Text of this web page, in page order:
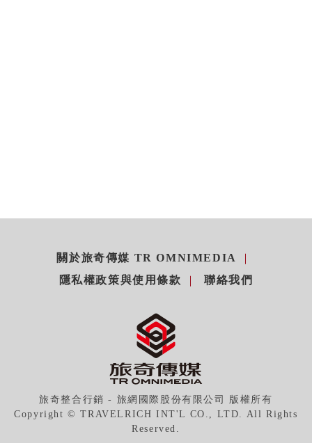
關於旅奇傳媒 TR OMNIMEDIA
隱私權政策與使用條款
聯絡我們
旅奇整合行銷 - 旅網國際股份有限公司 版權所有
Copyright © TRAVELRICH INT'L CO., LTD. All Rights
Reserved.